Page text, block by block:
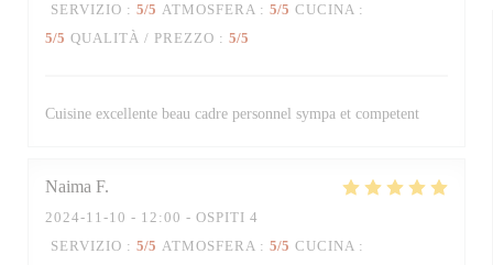
SERVIZIO : 5/5 ATMOSFERA : 5/5 CUCINA :
5/5 QUALITÀ / PREZZO : 5/5
Cuisine excellente beau cadre personnel sympa et competent
Naima F
2024-11-10 - 12:00 - OSPITI 4
SERVIZIO : 5/5 ATMOSFERA : 5/5 CUCINA :